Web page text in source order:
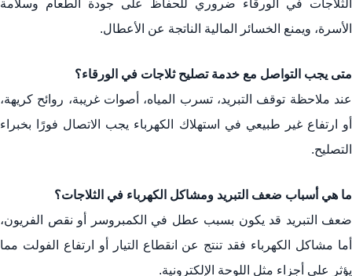
الثلاجات في الورقاء ضروري للحفاظ على جودة الطعام وسلامة
الأسرة، ويمنع الخسائر المالية الناتجة عن الأعطال.
متى يجب التواصل مع خدمة تصليح ثلاجات في الورقاء؟
عند ملاحظة توقف التبريد، تسرب المياه، أصوات غريبة، روائح كريهة،
أو ارتفاع غير طبيعي في استهلاك الكهرباء يجب الاتصال فورًا بخبراء
التصليح.
ما هي أسباب ضعف التبريد ومشاكل الكهرباء في الثلاجات؟
ضعف التبريد قد يكون بسبب عطل في الكمبروسر أو نقص الفريون،
أما مشاكل الكهرباء فقد تنتج عن انقطاع التيار أو ارتفاع الفولت مما
يؤثر على أجزاء مثل اللوحة الإلكترونية.